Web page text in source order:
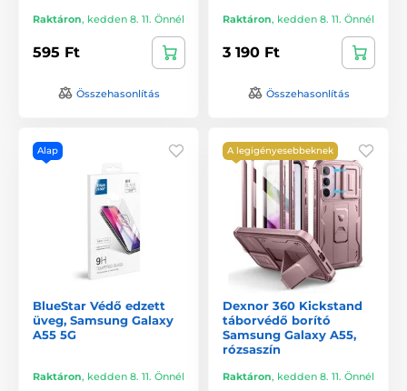
Raktáron, kedden 8. 11. Önnél
595 Ft
Összehasonlítás
Raktáron, kedden 8. 11. Önnél
3 190 Ft
Összehasonlítás
Alap
BlueStar Védő edzett
üveg, Samsung Galaxy
A55 5G
Raktáron, kedden 8. 11. Önnél
A legigényesebbeknek
Dexnor 360 Kickstand
táborvédő borító
Samsung Galaxy A55,
rózsaszín
Raktáron, kedden 8. 11. Önnél